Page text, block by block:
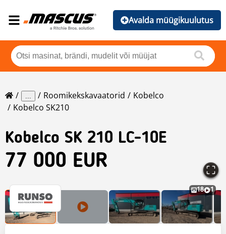
Avalda müügikuulutus
... Roomikekskavaatorid
Kobelco
Kobelco SK210
Kobelco SK 210 LC-10E
77 000 EUR
18 1